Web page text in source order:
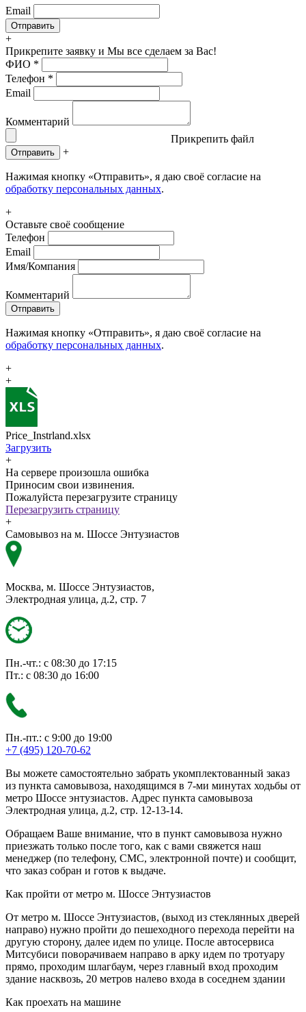
Email
+
Прикрепите заявку и Мы все сделаем за Вас!
ФИО *
Телефон *
Email
Комментарий
Прикрепить файл
Отправить +
Нажимая кнопку «Отправить», я даю своё согласие на
обработку персональных данных.
+
Оставьте своё сообщение
Телефон
Email
Имя/Компания
Комментарий
Отправить
Нажимая кнопку «Отправить», я даю своё согласие на
обработку персональных данных.
+
+
Price_Instrland.xlsx
Загрузить
+
На сервере произошла ошибка
Приносим свои извинения.
Пожалуйста перезагрузите страницу
Перезагрузить страницу
+
Самовывоз на м. Шоссе Энтузиастов
Москва, м. Шоссе Энтузиастов,
Электродная улица, д.2, стр. 7
Пн.-чт.: с 08:30 до 17:15
Пт.: с 08:30 до 16:00
Пн.-пт.: с 9:00 до 19:00
+7 (495) 120-70-62
Вы можете самостоятельно забрать укомплектованный заказ
из пункта самовывоза, находящимся в 7-ми минутах ходьбы от
метро Шоссе энтузиастов. Адрес пункта самовывоза
Электродная улица, д.2, стр. 12-13-14.
Обращаем Ваше внимание, что в пункт самовывоза нужно
приезжать только после того, как с вами свяжется наш
менеджер (по телефону, СМС, электронной почте) и сообщит,
что заказ собран и готов к выдаче.
Как пройти от метро м. Шоссе Энтузиастов
От метро м. Шоссе Энтузиастов, (выход из стеклянных дверей
направо) нужно пройти до пешеходного перехода перейти на
другую сторону, далее идем по улице. После автосервиса
Митсубиси поворачиваем направо в арку идем по тротуару
прямо, проходим шлагбаум, через главный вход проходим
здание насквозь, 20 метров налево входа в соседнем здании
Как проехать на машине